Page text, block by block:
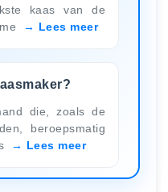
kaas van de
Lees meer
die, zoals de
beroepsmatig
Lees meer